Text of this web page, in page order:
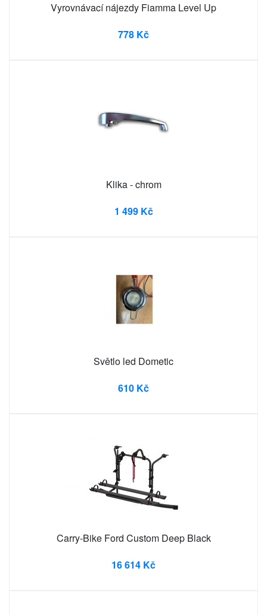
Vyrovnávací nájezdy Fiamma Level Up
778 Kč
Klika - chrom
1 499 Kč
Světlo led Dometic
610 Kč
Carry-Bike Ford Custom Deep Black
16 614 Kč